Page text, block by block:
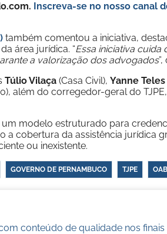
Inscreva-se no nosso canal
também comentou a iniciativa,
área jurídica. “Essa iniciativa cuida
a valorização dos advogados
Túlio Vilaça (Casa Civil), Yanne Teles
além do corregedor-geral do TJPE,
modelo estruturado para
a cobertura da assistência jurídica
ou inexistente.
GOVERNO DE PERNAMBUCO TJPE
conteúdo de qualidade nos finais